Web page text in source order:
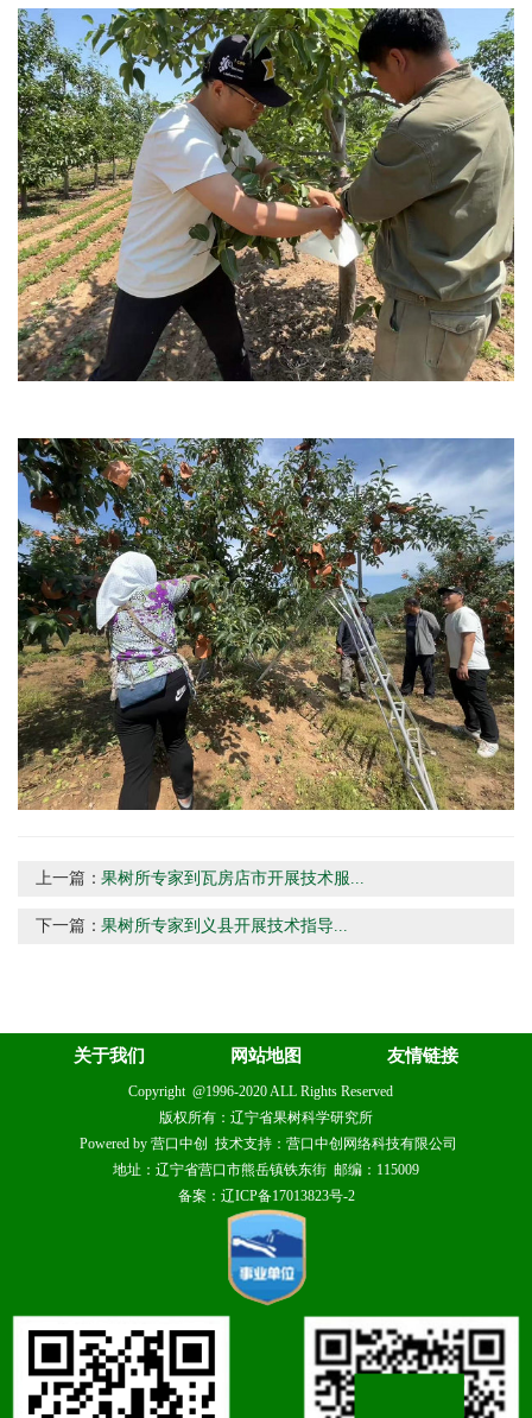
上一篇：果树所专家到瓦房店市开展技术服...
下一篇：果树所专家到义县开展技术指导...
关于我们 网站地图 友情链接
Copyright @1996-2020 ALL Rights Reserved
版权所有：辽宁省果树科学研究所
Powered by 营口中创 技术支持：营口中创网络科技有限公司
地址：辽宁省营口市熊岳镇铁东街 邮编：115009
备案：辽ICP备17013823号-2